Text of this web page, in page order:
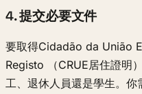
4. 提交必要文件
要取得Cidadão da União
Registo （CRUE居住證明
工、退休人員還是學生。